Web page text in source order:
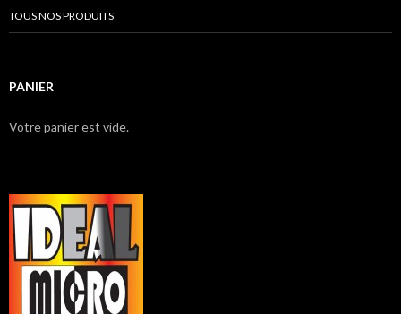
TOUS NOS PRODUITS
PANIER
Votre panier est vide.